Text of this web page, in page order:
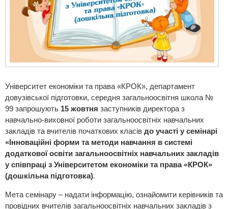
Університет економіки та права «КРОК», департамент
довузівської підготовки, середня загальноосвітня школа №
99 запрошують 15 жовтня заступників директора з
навчально-виховної роботи загальноосвітніх навчальних
закладів та вчителів початкових класів до участі у семінарі
«Інноваційні форми та методи навчання в системі
додаткової освіти загальноосвітніх навчальних закладів
у співпраці з Університетом економіки та права «КРОК»
(дошкільна підготовка).
Мета семінару – надати інформацію, ознайомити керівників та
провідних вчителів загальноосвітніх навчальних закладів з